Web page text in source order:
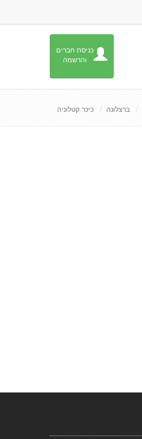
כניסת חברים
והרשמה
ברצלונה כיכר קטלוניה